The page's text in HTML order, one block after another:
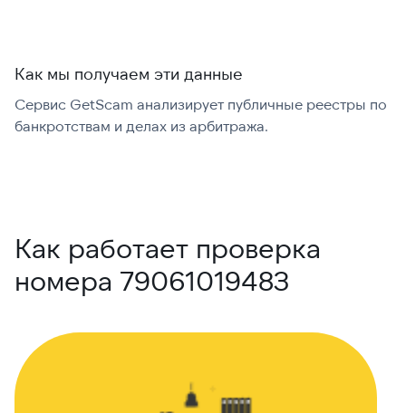
Как мы получаем эти данные
Сервис GetScam анализирует публичные реестры по
банкротствам и делах из арбитража.
Как работает проверка
номера 79061019483